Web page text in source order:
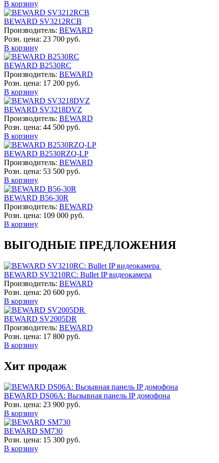
В корзину
BEWARD SV3212RCB
Производитель: BEWARD
Розн. цена: 23 700 руб.
В корзину
BEWARD B2530RC
Производитель: BEWARD
Розн. цена: 17 200 руб.
В корзину
BEWARD SV3218DVZ
Производитель: BEWARD
Розн. цена: 44 500 руб.
В корзину
BEWARD B2530RZQ-LP
Производитель: BEWARD
Розн. цена: 53 500 руб.
В корзину
BEWARD B56-30R
Производитель: BEWARD
Розн. цена: 109 000 руб.
В корзину
ВЫГОДНЫЕ ПРЕДЛОЖЕНИЯ
BEWARD SV3210RC: Bullet IP видеокамера
Производитель: BEWARD
Розн. цена: 20 600 руб.
В корзину
BEWARD SV2005DR
Производитель: BEWARD
Розн. цена: 17 800 руб.
В корзину
Хит продаж
BEWARD DS06A: Вызывная панель IP домофона
Розн. цена: 23 900 руб.
В корзину
BEWARD SM730
Розн. цена: 15 300 руб.
В корзину